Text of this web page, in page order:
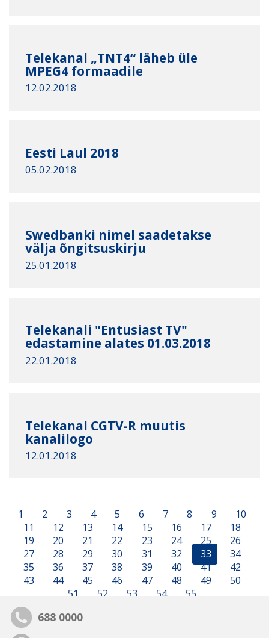
Telekanal „TNT4“ läheb üle
MPEG4 formaadile
12.02.2018
Eesti Laul 2018
05.02.2018
Swedbanki nimel saadetakse
välja õngitsuskirju
25.01.2018
Telekanali "Entusiast TV"
edastamine alates 01.03.2018
22.01.2018
Telekanal CGTV-R muutis
kanalilogo
12.01.2018
1 2 3 4 5 6 7 8 9
10
11
12 13 14 15 16 17
18
19
20 21 22 23 24 25
26
27
28 29 30 31 32 33
34
35
36 37 38 39 40 41
42
43
44 45 46 47 48 49
50
51
52 53 54 55
688 0000